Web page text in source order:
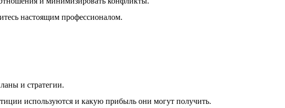
настоящим профессионалом.
и стратегии.
используются и какую прибыль они могут получить.